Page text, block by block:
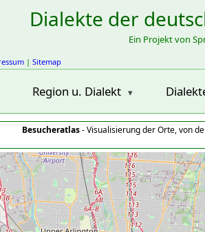
Dialekte der
Ein Projekt von
| Sitemap
Region u. Dialekt
Besucheratlas- Visualisierung der Orte, von